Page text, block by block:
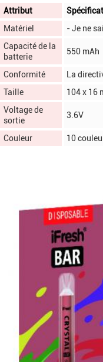
Attribut
Matériel
- Je ne
Capacité de la
batterie
550 mAh
Conformité
La
Taille
104 x 16
Voltage de
sortie
3.6V
Couleur 10